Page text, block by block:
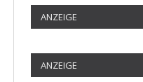
ANZEIGE
ANZEIGE